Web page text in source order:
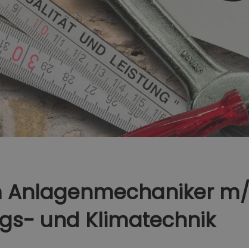
Anlagenmechaniker
und Klimatechnik